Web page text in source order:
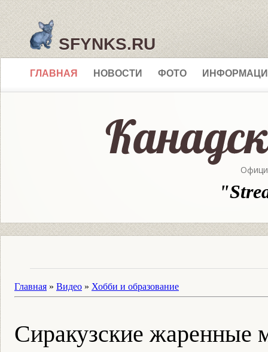
SFYNKS.RU
ГЛАВНАЯ НОВОСТИ ФОТО
Главная » Видео » Хобби и образование
Сиракузские жаренные